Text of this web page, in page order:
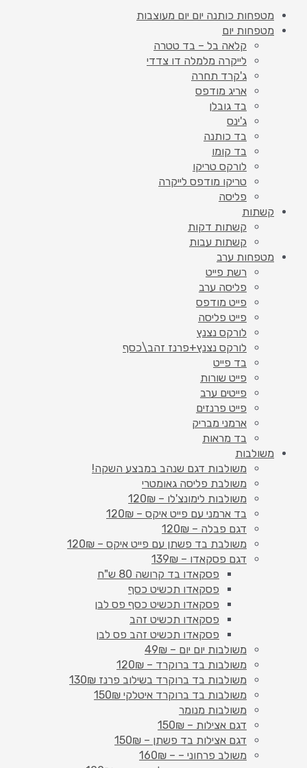
מטפחות כותנה יום יום מעוצבות
מטפחות יום
קלאה בל – בד טטרה
לייקרה מלמלה דו צדדי
ג'קרד תחרה
אריג מודפס
בד גובלן
ג'ינס
בד כותנה
בד קומו
לורקס טריקו
טריקו מודפס לייקרה
פליסה
קשתות
קשתות דקות
קשתות עבות
מטפחות ערב
רשת פייט
פליסה ערב
פייט מודפס
פייט פליסה
לורקס נצנץ
לורקס נצנץ+פרנז זהב\כסף
בד פייט
פייט שורות
פייטים ערב
פייט פרנזים
ארמני מבריק
בד מראות
משולבות
משולבות דגם שנהב במבצע השקה!
משולבת פליסה גאומטרי
משולבות לימונצ'לו – 120₪
בד ארמני עם פייט איקס – 120₪
דגם פבלה – 120₪
משולבת בד פשתן עם פייט איקס – 120₪
דגם פסקאדו – 139₪
פסקאדו בד קרושה 80 ש"ח
פסקאדו תכשיט כסף
פסקאדו תכשיט כסף פס לבן
פסקאדו תכשיט זהב
פסקאדו תכשיט זהב פס לבן
משולבות יום יום – 49₪
משולבות בד ברוקרד – 120₪
משולבות בד ברוקרד בשילוב פרנז 130₪
משולבות בד ברוקרד איטלקי 150₪
משולבות מנומר
דגם אצילות – 150₪
דגם אצילות בד פשתן – 150₪
משולב פרחוני – – 160₪